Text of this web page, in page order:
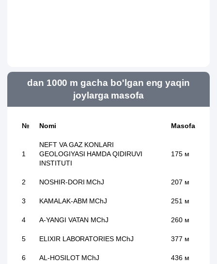
dan 1000 m gacha bo'lgan eng yaqin
joylarga masofa
№ Nomi Masofa
1
NEFT VA GAZ KONLARI
GEOLOGIYASI HAMDA QIDIRUVI
INSTITUTI
175 м
2 NOSHIR-DORI MChJ 207 м
3 KAMALAK-ABM MChJ 251 м
4 A-YANGI VATAN MChJ 260 м
5 ELIXIR LABORATORIES MChJ 377 м
6 AL-HOSILOT MChJ 436 м